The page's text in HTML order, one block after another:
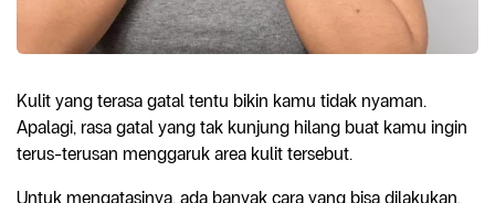
Kulit yang terasa gatal tentu bikin kamu tidak nyaman.
Apalagi, rasa gatal yang tak kunjung hilang buat kamu ingin
terus-terusan menggaruk area kulit tersebut.
Untuk mengatasinya, ada banyak cara yang bisa dilakukan,